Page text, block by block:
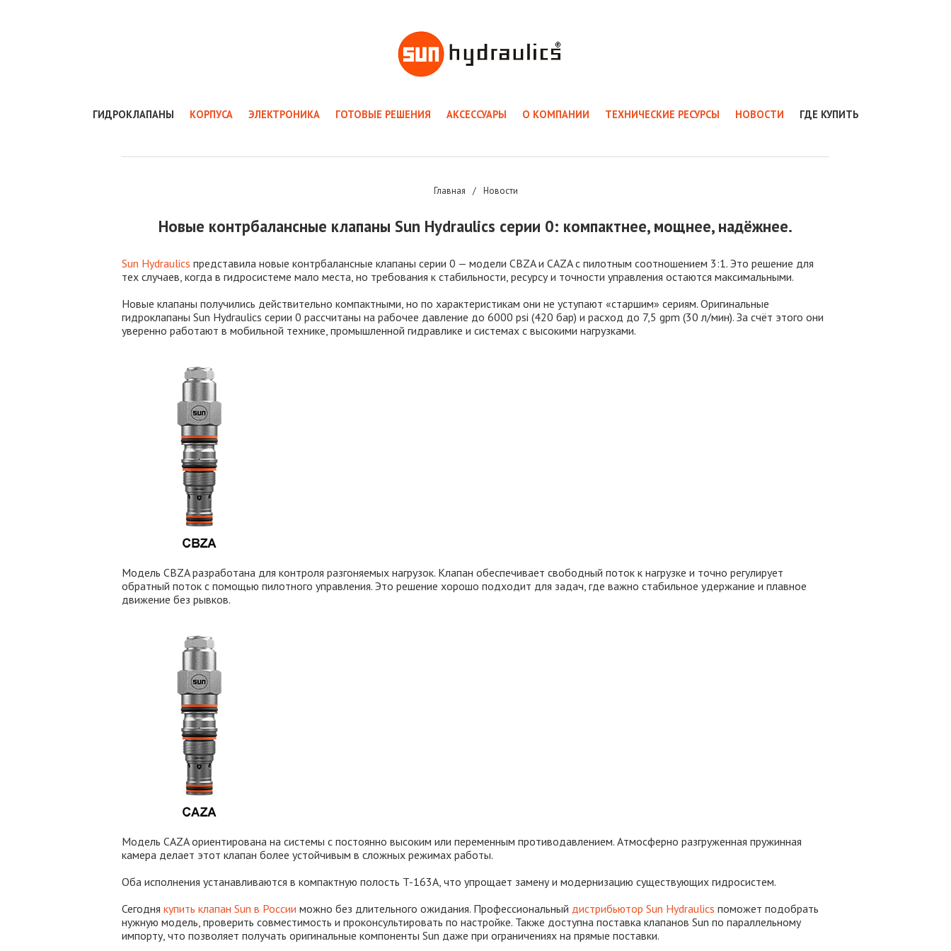
ГИДРОКЛАПАНЫ КОРПУСА ЭЛЕКТРОНИКА ГОТОВЫЕ РЕШЕНИЯ АКСЕССУАРЫ О КОМПАНИИ ТЕХНИЧЕСКИЕ РЕСУРСЫ НОВОСТИ ГДЕ КУПИТЬ
Главная / Новости
Новые контрбалансные клапаны Sun Hydraulics серии 0: компактнее, мощнее, надёжнее.
Sun Hydraulics представила новые контрбалансные клапаны серии 0 — модели CBZA и CAZA с пилотным соотношением 3:1. Это решение для
тех случаев, когда в гидросистеме мало места, но требования к стабильности, ресурсу и точности управления остаются максимальными.
Новые клапаны получились действительно компактными, но по характеристикам они не уступают «старшим» сериям. Оригинальные
гидроклапаны Sun Hydraulics серии 0 рассчитаны на рабочее давление до 6000 psi (420 бар) и расход до 7,5 gpm (30 л/мин). За счёт этого они
уверенно работают в мобильной технике, промышленной гидравлике и системах с высокими нагрузками.
Модель CBZA разработана для контроля разгоняемых нагрузок. Клапан обеспечивает свободный поток к нагрузке и точно регулирует
обратный поток с помощью пилотного управления. Это решение хорошо подходит для задач, где важно стабильное удержание и плавное
движение без рывков.
Модель CAZA ориентирована на системы с постоянно высоким или переменным противодавлением. Атмосферно разгруженная пружинная
камера делает этот клапан более устойчивым в сложных режимах работы.
Оба исполнения устанавливаются в компактную полость T-163A, что упрощает замену и модернизацию существующих гидросистем.
Сегодня купить клапан Sun в России можно без длительного ожидания. Профессиональный дистрибьютор Sun Hydraulics поможет подобрать
нужную модель, проверить совместимость и проконсультировать по настройке. Также доступна поставка клапанов Sun по параллельному
импорту, что позволяет получать оригинальные компоненты Sun даже при ограничениях на прямые поставки.